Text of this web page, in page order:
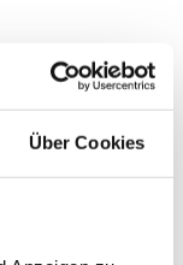
Über Cookies